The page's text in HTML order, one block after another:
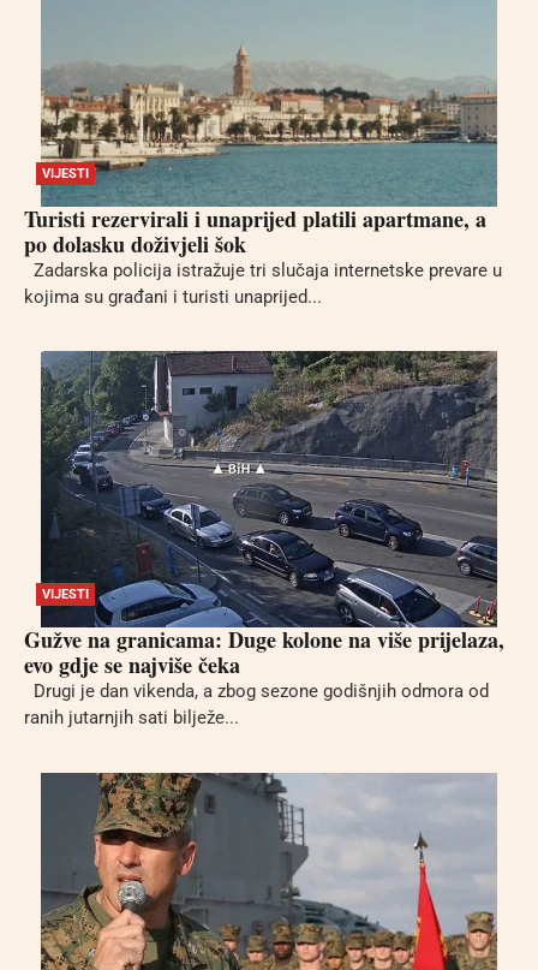
VIJESTI
Turisti rezervirali i unaprijed platili apartmane, a
po dolasku doživjeli šok
Zadarska policija istražuje tri slučaja internetske prevare u
kojima su građani i turisti unaprijed...
VIJESTI
Gužve na granicama: Duge kolone na više prijelaza,
evo gdje se najviše čeka
Drugi je dan vikenda, a zbog sezone godišnjih odmora od
ranih jutarnjih sati bilježe...